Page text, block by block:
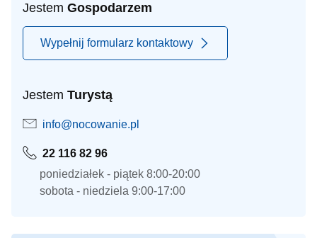
Jestem Gospodarzem
Wypełnij formularz kontaktowy
Jestem Turystą
info@nocowanie.pl
22 116 82 96
poniedziałek - piątek 8:00-20:00
sobota - niedziela 9:00-17:00